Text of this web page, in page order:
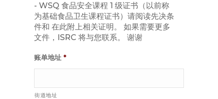
types:
jpg,
png,
pdf.
- WSQ 食品安全课程 1 级证书（以前称
为基础食品卫生课程证书）请阅读先决条
件和 在此附上相关证明。 如果需要更多
文件，ISRC 将与您联系。 谢谢
账单地址 *
街道地址